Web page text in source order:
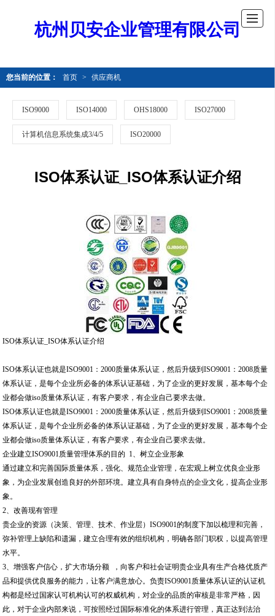
杭州贝安企业管理有限公司
您当前的位置： 首页 > 供应商机
ISO9000 ISO14000 OHS18000 ISO27000
计算机信息系统集成3/4/5 ISO20000
ISO体系认证_ISO体系认证介绍
ISO体系认证_ISO体系认证介绍
ISO体系认证也就是ISO9001：2000质量体系认证，然后升级到ISO9001：2008质量
体系认证，是每个企业所必备的体系认证基础，为了企业的更好发展，基本每个企
业都会做iso质量体系认证，有客户要求，有企业自己要求去做。
ISO体系认证也就是ISO9001：2000质量体系认证，然后升级到ISO9001：2008质量
体系认证，是每个企业所必备的体系认证基础，为了企业的更好发展，基本每个企
业都会做iso质量体系认证，有客户要求，有企业自己要求去做。
企业建立ISO9001质量管理体系的目的 1、树立企业形象
通过建立和完善国际质量体系，强化、规范企业管理，在宏观上树立优良企业形
象，为企业发展创造良好的外部环境。建立具有自身特点的企业文化，提高企业形
象。
2、改善现有管理
贵企业的资源（决策、管理、技术、作业层）ISO9001的制度下加以梳理和完善，
弥补管理上缺陷和遗漏，建立合理有效的组织机构，明确各部门职权，以提高管理
水平。
3、增强客户信心，扩大市场分额 ，向客户和社会证明贵企业具有生产合格优质产
品和提供优良服务的能力，让客户满意放心。负责ISO9001质量体系认证的认证机
构都是经过国家认可机构认可的权威机构，对企业的品质的审核是非常严格，因
此，对于企业内部来说，可按照经过国际标准化的体系进行管理，真正达到法治